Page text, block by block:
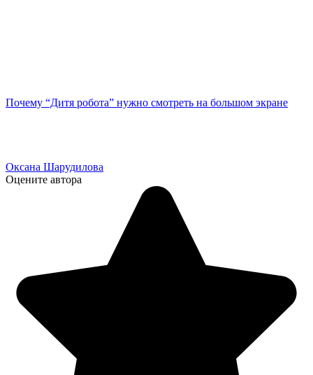
Почему “Дитя робота” нужно смотреть на большом экране
Оксана Шарудилова
Оцените автора